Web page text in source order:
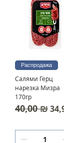
Распродажа
Салями Герц
нарезка Мизра
170гр
Обычная
40,00 ₪